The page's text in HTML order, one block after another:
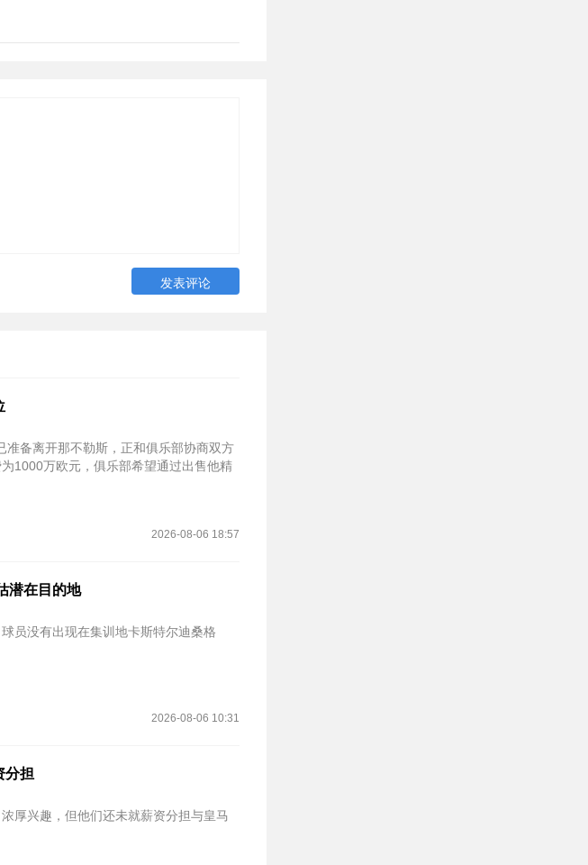
备离开那不勒斯，正和俱乐部协商双方
‌1000万欧元‌，俱乐部希望通过出售他精
2026-08-06 18:57
潜在目的地
员没有出现在集训地卡斯特尔迪桑格
2026-08-06 10:31
分担‌
厚兴趣，但他们还未就薪资分担与皇马